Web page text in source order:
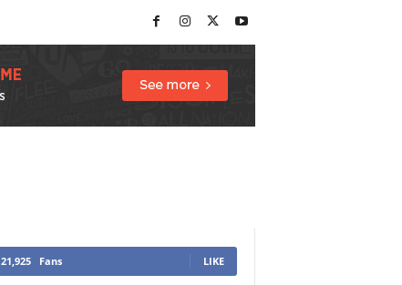
21,925 Fans LIKE